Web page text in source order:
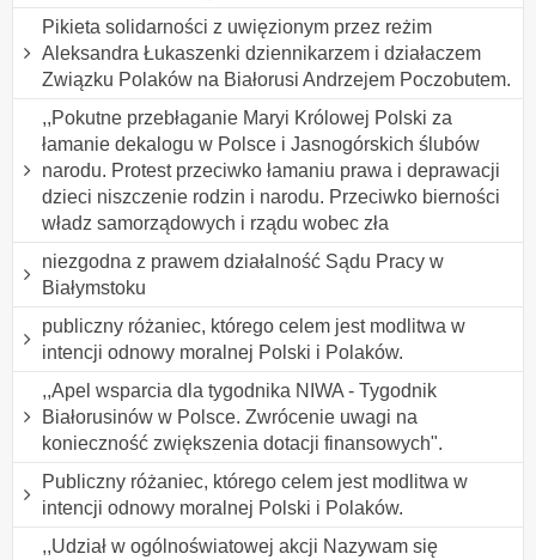
Pikieta solidarności z uwięzionym przez reżim
Aleksandra Łukaszenki dziennikarzem i działaczem
Związku Polaków na Białorusi Andrzejem Poczobutem.
,,Pokutne przebłaganie Maryi Królowej Polski za
łamanie dekalogu w Polsce i Jasnogórskich ślubów
narodu. Protest przeciwko łamaniu prawa i deprawacji
dzieci niszczenie rodzin i narodu. Przeciwko bierności
władz samorządowych i rządu wobec zła
niezgodna z prawem działalność Sądu Pracy w
Białymstoku
publiczny różaniec, którego celem jest modlitwa w
intencji odnowy moralnej Polski i Polaków.
,,Apel wsparcia dla tygodnika NIWA - Tygodnik
Białorusinów w Polsce. Zwrócenie uwagi na
konieczność zwiększenia dotacji finansowych".
Publiczny różaniec, którego celem jest modlitwa w
intencji odnowy moralnej Polski i Polaków.
,,Udział w ogólnoświatowej akcji Nazywam się